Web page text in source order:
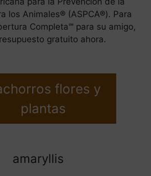
los Animales® (ASPCA®). Para
Completa℠ para su amigo,
gratuito ahora.
flores y
plantas
amaryllis